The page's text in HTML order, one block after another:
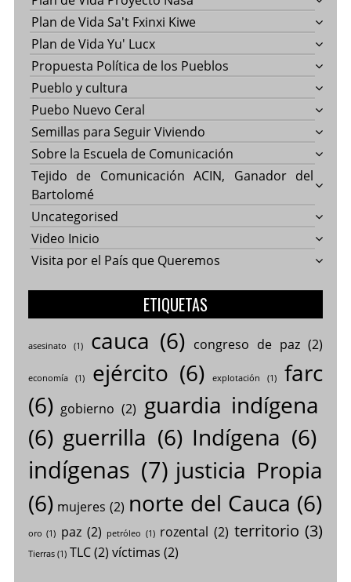
Plan de Vida Sa't Fxinxi Kiwe
Plan de Vida Yu' Lucx
Propuesta Política de los Pueblos
Pueblo y cultura
Puebo Nuevo Ceral
Semillas para Seguir Viviendo
Sobre la Escuela de Comunicación
Tejido de Comunicación ACIN, Ganador del
Bartolomé
Uncategorised
Video Inicio
Visita por el País que Queremos
ETIQUETAS
asesinato (1) cauca (6) congreso de paz(2)
economía(1) ejército (6) explotación (1)
farc
(6) gobierno (2) guardia indígena
(6) guerrilla (6) Indígena (6)
indígenas (7) justicia Propia
(6) mujeres (2) norte del Cauca (6)
oro (1) paz (2) petróleo (1) rozental (2) territorio (3)
Tierras(1) TLC(2) víctimas (2)